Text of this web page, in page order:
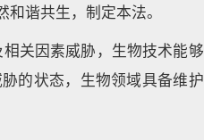
谐共生，制定本法。
关因素威胁，生物技术能够
的状态，生物领域具备维护